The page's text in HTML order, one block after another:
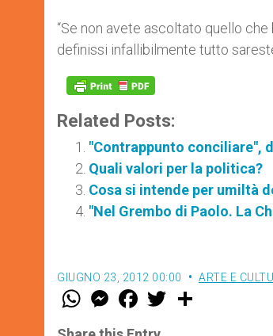
“Se non avete ascoltato quello
definissi infallibilmente tutto
Related Posts:
"Contrappunto conciliare",
Quali valori per la politica?
Cosa si intende per umiltà
"Nel Grembo di Paolo. La
GIUGNO 23, 2012 00:00 ARTE E
W
t
M
e
s
F
a
e
w